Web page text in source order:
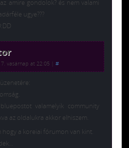
amire gondolok? és nem valami
ugye???
vasárnap at 22:05 #
valamelyik community
az oldalukra akkor elhiszem.
hogy a koreiai fórumon van kint.